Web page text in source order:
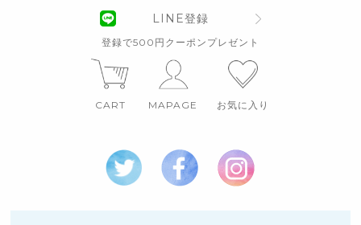
LINE登録
登録で500円クーポンプレゼント
CART MAPAGE お気に入り